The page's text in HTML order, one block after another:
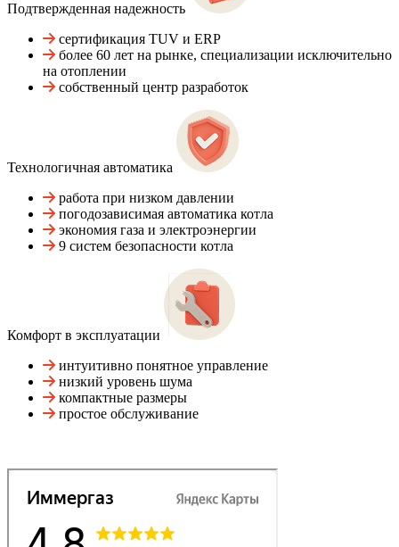
Подтвержденная надежность
сертификация TUV и ERP
более 60 лет на рынке, специализации исключительно
на отоплении
собственный центр разработок
Технологичная автоматика
работа при низком давлении
погодозависимая автоматика котла
экономия газа и электроэнергии
9 систем безопасности котла
Комфорт в эксплуатации
интуитивно понятное управление
низкий уровень шума
компактные размеры
простое обслуживание